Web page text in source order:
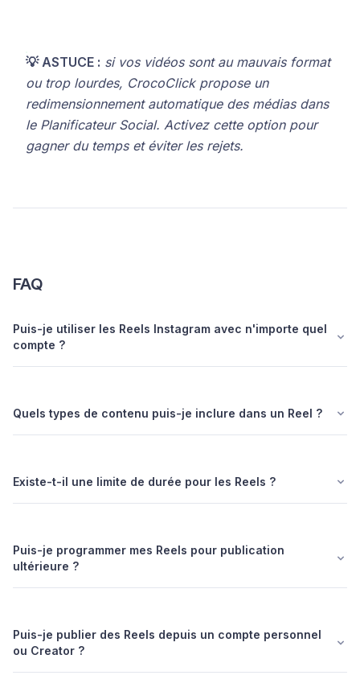
💡 ASTUCE : si vos vidéos sont au mauvais format
ou trop lourdes, CrocoClick propose un
redimensionnement automatique des médias dans
le Planificateur Social. Activez cette option pour
gagner du temps et éviter les rejets.
FAQ
Puis-je utiliser les Reels Instagram avec n'importe quel
compte ?
Quels types de contenu puis-je inclure dans un Reel ?
Existe-t-il une limite de durée pour les Reels ?
Puis-je programmer mes Reels pour publication
ultérieure ?
Puis-je publier des Reels depuis un compte personnel
ou Creator ?